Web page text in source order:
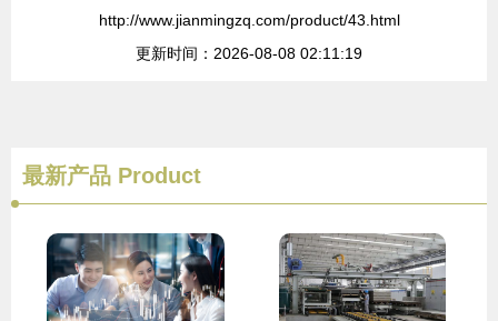
http://www.jianmingzq.com/product/43.html
更新时间：2026-08-08 02:11:19
最新产品 Product